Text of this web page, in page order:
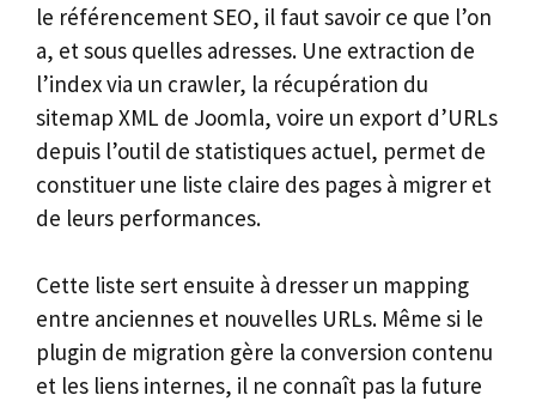
le référencement SEO, il faut savoir ce que l’on
a, et sous quelles adresses. Une extraction de
l’index via un crawler, la récupération du
sitemap XML de Joomla, voire un export d’URLs
depuis l’outil de statistiques actuel, permet de
constituer une liste claire des pages à migrer et
de leurs performances.
Cette liste sert ensuite à dresser un mapping
entre anciennes et nouvelles URLs. Même si le
plugin de migration gère la conversion contenu
et les liens internes, il ne connaît pas la future